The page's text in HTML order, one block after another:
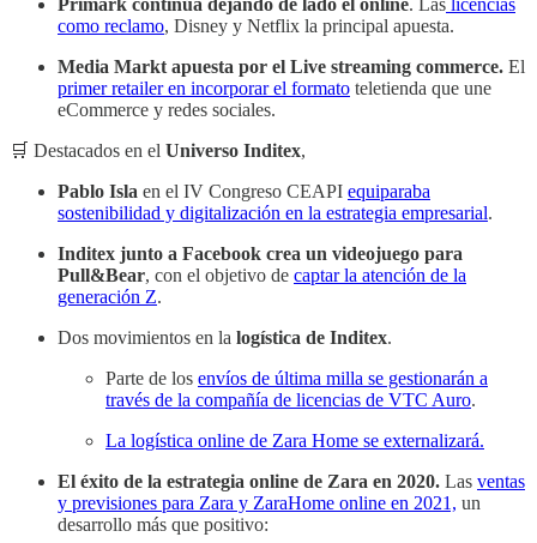
Primark continúa dejando de lado el online. Las licencias
como reclamo, Disney y Netflix la principal apuesta.
Media Markt apuesta por el Live streaming commerce. El
primer retailer en incorporar el formato teletienda que une
eCommerce y redes sociales.
🛒 Destacados en el Universo Inditex,
Pablo Isla en el IV Congreso CEAPI equiparaba
sostenibilidad y digitalización en la estrategia empresarial.
Inditex junto a Facebook crea un videojuego para
Pull&Bear, con el objetivo de captar la atención de la
generación Z.
Dos movimientos en la logística de Inditex.
Parte de los envíos de última milla se gestionarán a
través de la compañía de licencias de VTC Auro.
La logística online de Zara Home se externalizará.
El éxito de la estrategia online de Zara en 2020. Las ventas
y previsiones para Zara y ZaraHome online en 2021, un
desarrollo más que positivo: